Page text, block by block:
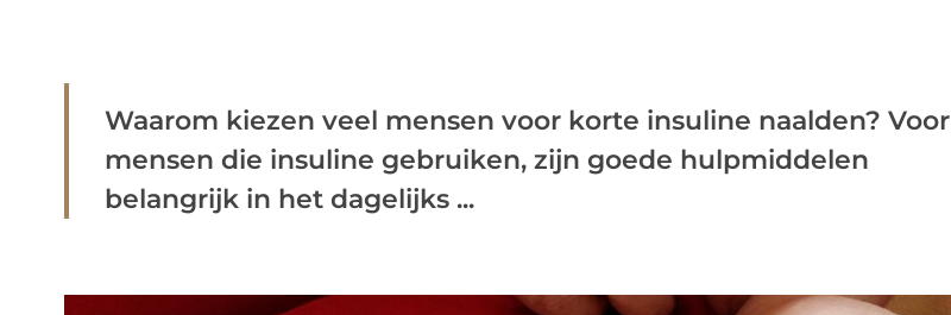
Waarom kiezen veel mensen voor korte insuline naalden? Voor
mensen die insuline gebruiken, zijn goede hulpmiddelen
belangrijk in het dagelijks ...